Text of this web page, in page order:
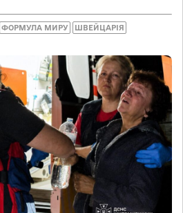
ФОРМУЛА МИРУ ШВЕЙЦАРІЯ